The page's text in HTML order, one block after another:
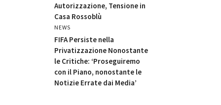
Autorizzazione, Tensione in
Casa Rossoblù
NEWS
FIFA Persiste nella
Privatizzazione Nonostante
le Critiche: ‘Proseguiremo
con il Piano, nonostante le
Notizie Errate dai Media’